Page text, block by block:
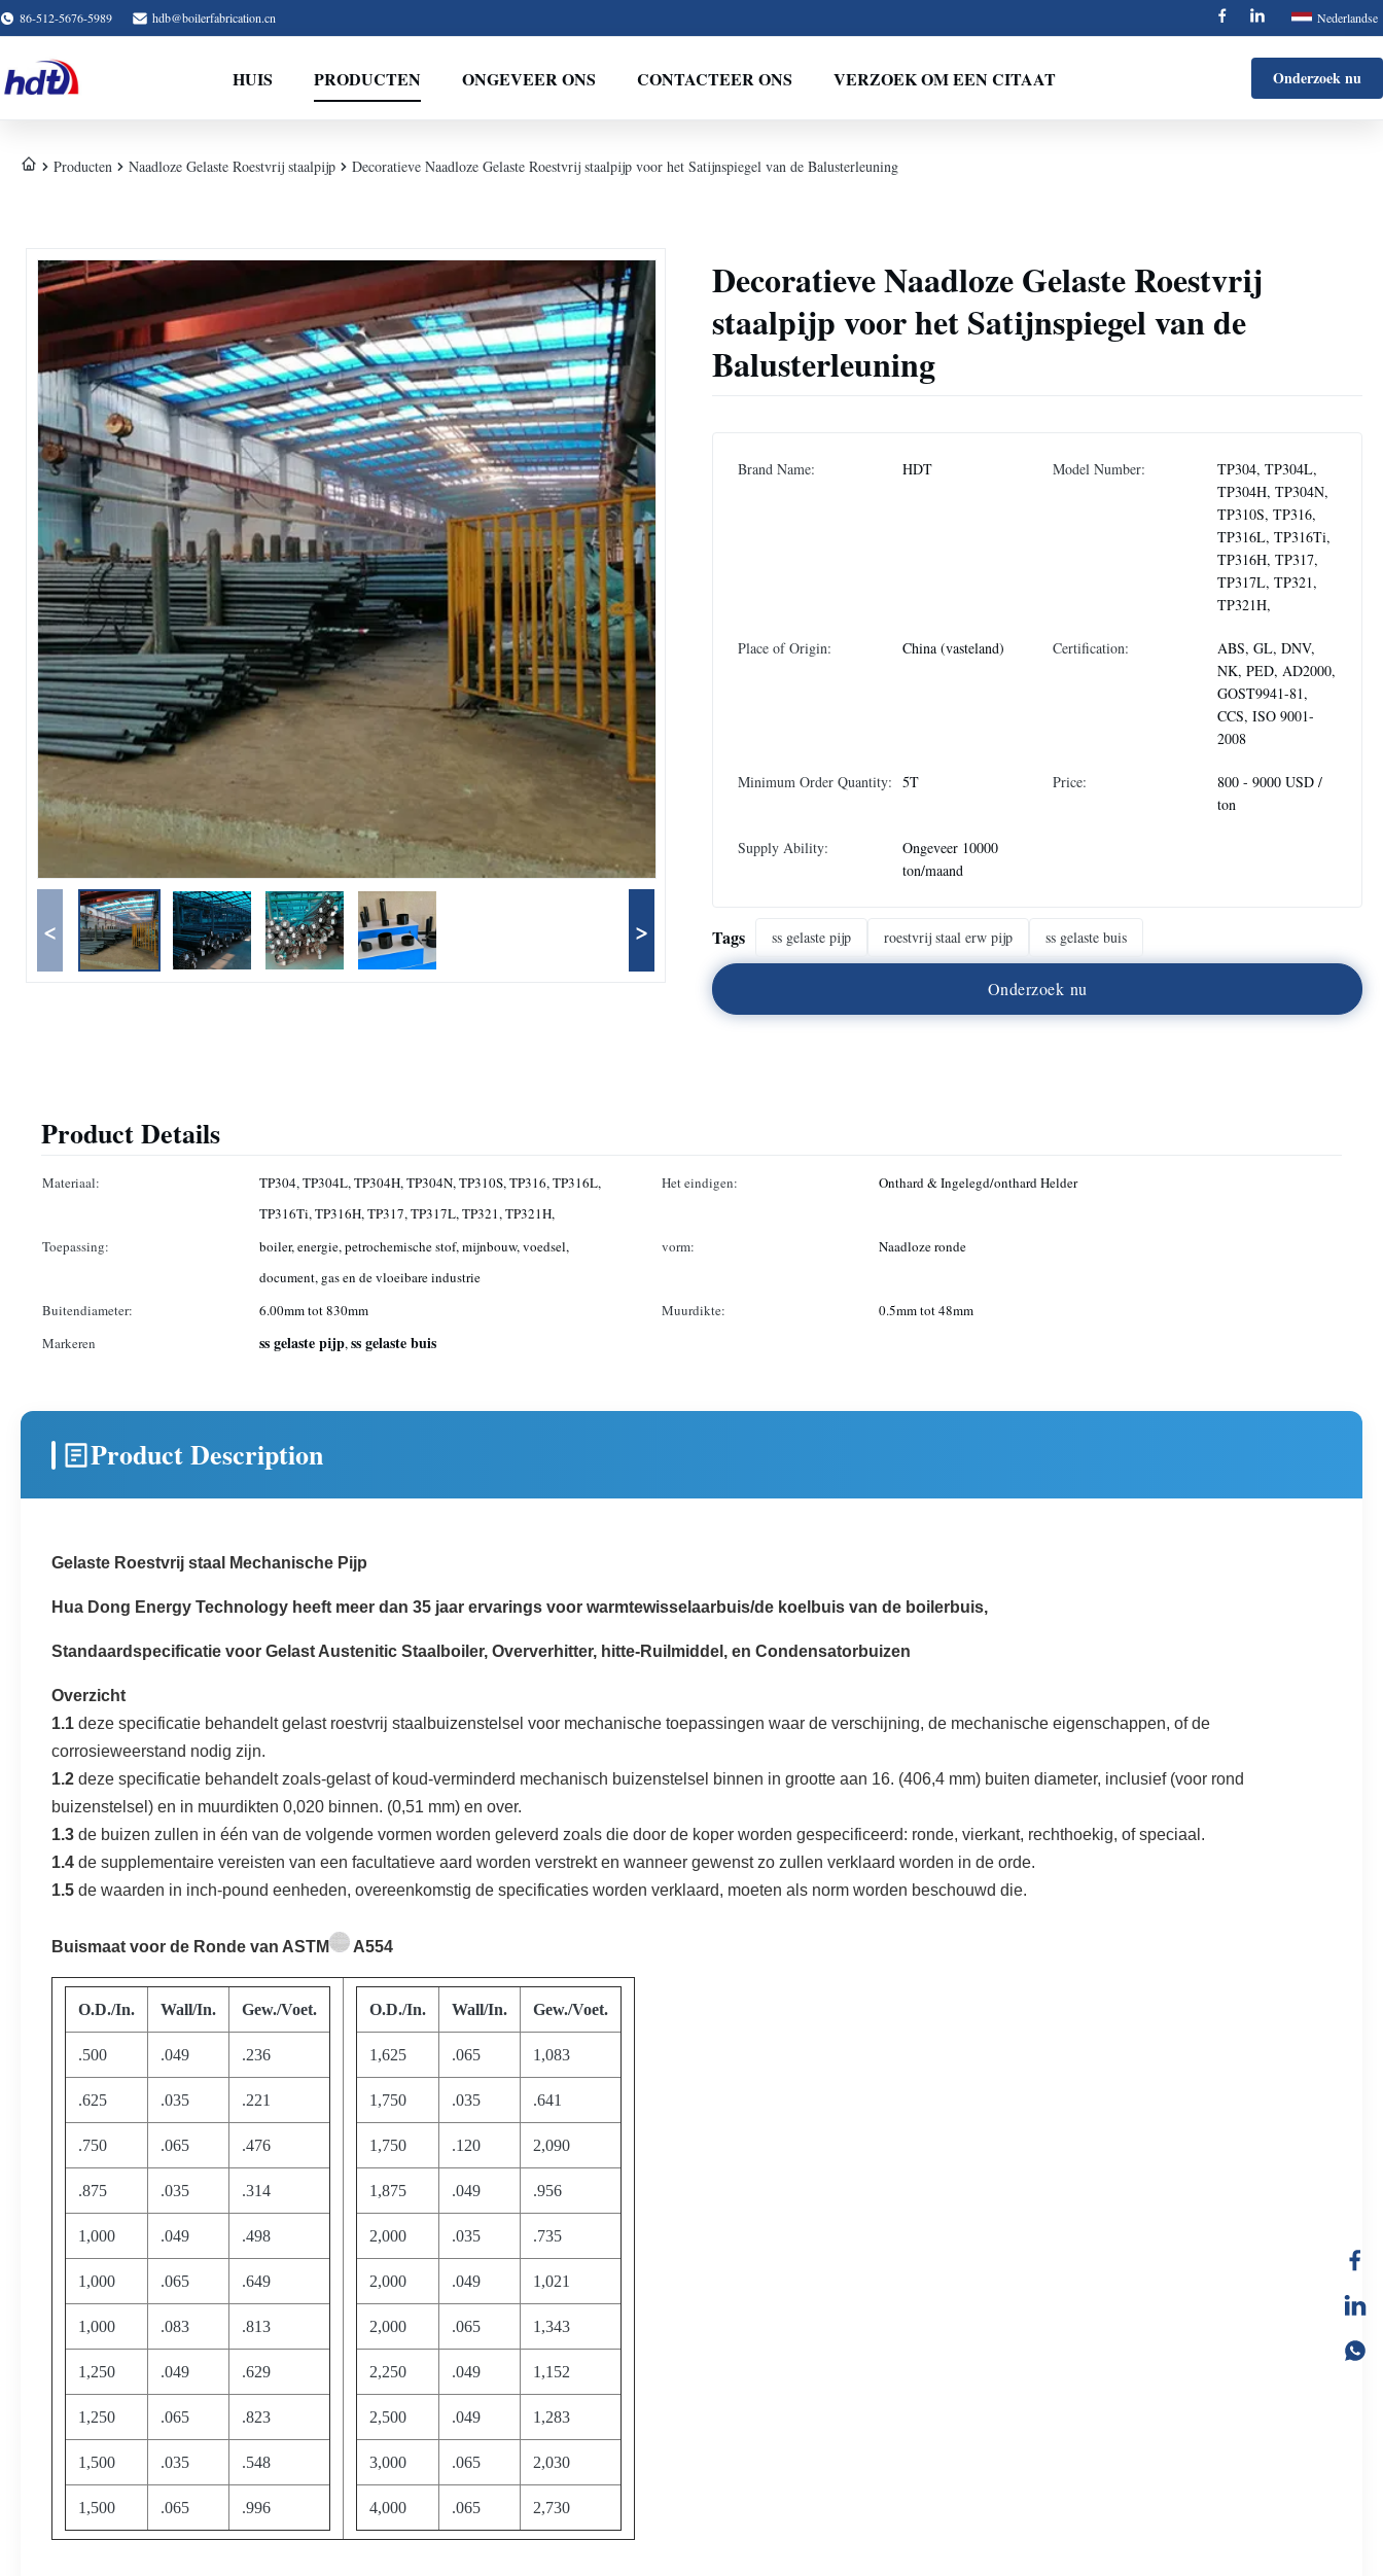
86-512-5676-5989 hdb@boilerfabrication.cn Nederlandse
HUIS PRODUCTEN ONGEVEER ONS CONTACTEER ONS VERZOEK OM EEN CITAAT Onderzoek nu
Producten Naadloze Gelaste Roestvrij staalpijp Decoratieve Naadloze Gelaste Roestvrij staalpijp voor het Satijnspiegel van de Balusterleuning
< >
Decoratieve Naadloze Gelaste Roestvrij
staalpijp voor het Satijnspiegel van de
Balusterleuning
Brand Name: HDT Model Number:
TP304, TP304L,
TP304H, TP304N,
TP310S, TP316,
TP316L, TP316Ti,
TP316H, TP317,
TP317L, TP321,
TP321H,
Place of Origin: China (vasteland) Certification:
ABS, GL, DNV,
NK, PED, AD2000,
GOST9941-81,
CCS, ISO 9001-
2008
Minimum Order Quantity: 5T Price:
800 - 9000 USD /
ton
Supply Ability:
Ongeveer 10000
ton/maand
Tags ss gelaste pijp roestvrij staal erw pijp ss gelaste buis
Onderzoek nu
Product Details
Materiaal:
TP304, TP304L, TP304H, TP304N, TP310S, TP316, TP316L,
TP316Ti, TP316H, TP317, TP317L, TP321, TP321H,
Het eindigen: Onthard & Ingelegd/onthard Helder
Toepassing:
boiler, energie, petrochemische stof, mijnbouw, voedsel,
document, gas en de vloeibare industrie
vorm: Naadloze ronde
Buitendiameter: 6.00mm tot 830mm Muurdikte:
0.5mm tot 48mm
Markeren
ss gelaste pijp,ss gelaste buis
Product Description
Gelaste Roestvrij staal Mechanische Pijp
Hua Dong Energy Technology heeft meer dan 35 jaar ervarings voor warmtewisselaarbuis/de koelbuis van de boilerbuis,
Standaardspecificatie voor Gelast Austenitic Staalboiler, Oververhitter, hitte-Ruilmiddel, en Condensatorbuizen
Overzicht
1.1 deze specificatie behandelt gelast roestvrij staalbuizenstelsel voor mechanische toepassingen waar de verschijning, de mechanische eigenschappen, of de
corrosieweerstand nodig zijn.
1.2 deze specificatie behandelt zoals-gelast of koud-verminderd mechanisch buizenstelsel binnen in grootte aan 16. (406,4 mm) buiten diameter, inclusief (voor rond
buizenstelsel) en in muurdikten 0,020 binnen. (0,51 mm) en over.
1.3 de buizen zullen in één van de volgende vormen worden geleverd zoals die door de koper worden gespecificeerd: ronde, vierkant, rechthoekig, of speciaal.
1.4 de supplementaire vereisten van een facultatieve aard worden verstrekt en wanneer gewenst zo zullen verklaard worden in de orde.
1.5 de waarden in inch-pound eenheden, overeenkomstig de specificaties worden verklaard, moeten als norm worden beschouwd die.
Buismaat voor de Ronde van ASTM A554
O.D./In. Wall/In. Gew./Voet.
.500 .049 .236
.625 .035 .221
.750 .065 .476
.875 .035 .314
1,000 .049 .498
1,000 .065 .649
1,000 .083 .813
1,250 .049 .629
1,250 .065 .823
1,500 .035 .548
1,500 .065 .996
O.D./In. Wall/In. Gew./Voet.
1,625 .065 1,083
1,750 .035 .641
1,750 .120 2,090
1,875 .049 .956
2,000 .035 .735
2,000 .049 1,021
2,000 .065 1,343
2,250 .049 1,152
2,500 .049 1,283
3,000 .065 2,030
4,000 .065 2,730